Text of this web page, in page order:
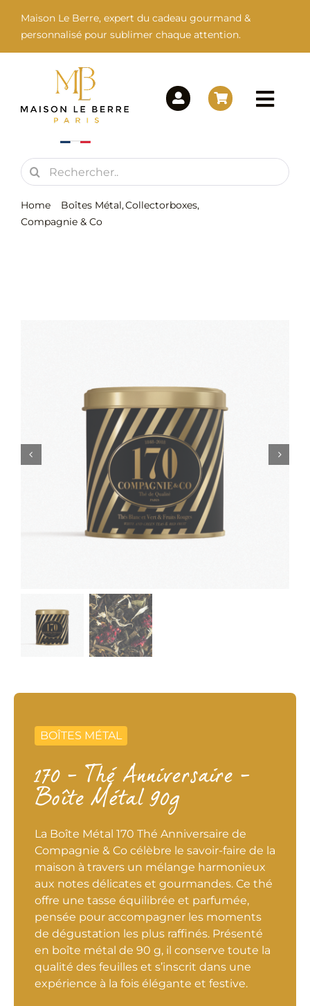
contenu
Maison Le Berre, expert du cadeau gourmand &
personnalisé pour sublimer chaque attention.
Maison Le Berre
Nos Marques
Rechercher:
Home Boîtes Métal Collectorboxes
Compagnie & Co
BOÎTES MÉTAL
170 – Thé Anniversaire –
Boîte Métal 90g
La Boîte Métal 170 Thé Anniversaire de
Compagnie & Co célèbre le savoir-faire de la
maison à travers un mélange harmonieux
aux notes délicates et gourmandes. Ce thé
offre une tasse équilibrée et parfumée,
pensée pour accompagner les moments
de dégustation les plus raffinés. Présenté
en boîte métal de 90 g, il conserve toute la
qualité des feuilles et s’inscrit dans une
expérience à la fois élégante et festive.